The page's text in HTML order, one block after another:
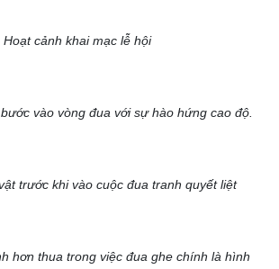
Hoạt cảnh khai mạc lễ hội
vào vòng đua với sự hào hứng cao độ.
trước khi vào cuộc đua tranh quyết liệt
hơn thua trong việc đua ghe chính là hình